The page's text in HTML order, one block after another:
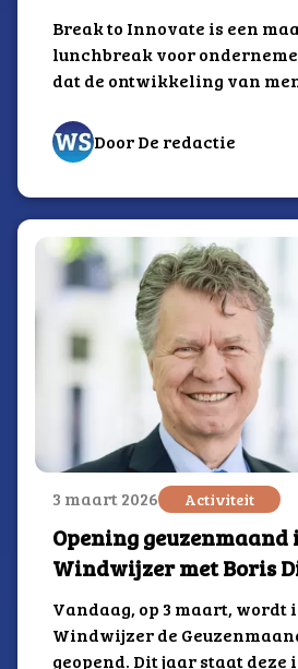
Break to Innovate is een
lunchbreak voor
dat de ontwikkeling van
Door De redactie
3 maart 2026 Activiteit
Opening geuzenmaand
Windwijzer met Boris
Vandaag, op 3 maart, wordt
Windwijzer de
geopend. Dit jaar staat deze